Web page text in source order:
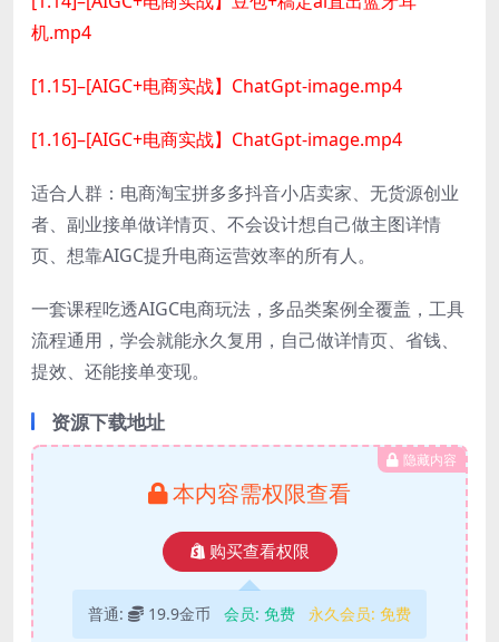
机.mp4
[1.15]–[AIGC+电商实战】ChatGpt-image.mp4
[1.16]–[AIGC+电商实战】ChatGpt-image.mp4
适合人群：电商淘宝拼多多抖音小店卖家、无货源创业
者、副业接单做详情页、不会设计想自己做主图详情
页、想靠AIGC提升电商运营效率的所有人。
一套课程吃透AIGC电商玩法，多品类案例全覆盖，工具
流程通用，学会就能永久复用，自己做详情页、省钱、
提效、还能接单变现。
资源下载地址
隐藏内容
本内容需权限查看
购买查看权限
普通: 19.9金币 会员: 免费 永久会员: 免费